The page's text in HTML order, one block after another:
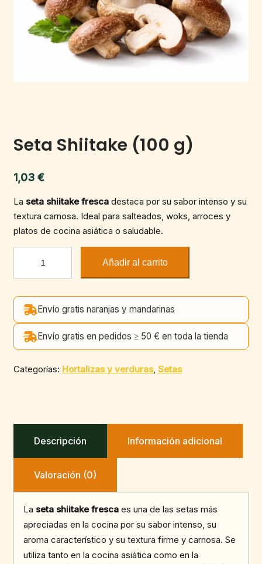
Seta Shiitake (100 g)
1,03 €
La seta shiitake fresca destaca por su sabor intenso y su
textura carnosa. Ideal para salteados, woks, arroces y
platos de cocina asiática o saludable.
Shiitake
g)
cantidad
Añadir al carrito
Envío gratis naranjas y mandarinas
Envío gratis en pedidos ≥ 50 € en toda la tienda
Categorías: Hortalizas y verduras, Setas
Descripción Información adicional
Valoración (0)
La seta shiitake fresca es una de las setas más
apreciadas en la cocina por su sabor intenso, su
aroma característico y su textura firme y carnosa. Se
utiliza tanto en la cocina asiática como en la